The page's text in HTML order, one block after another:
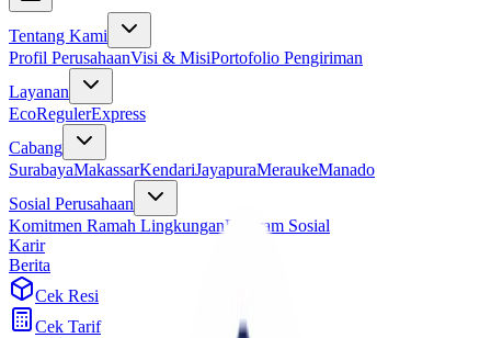
Tentang Kami
Profil PerusahaanVisi & MisiPortofolio Pengiriman
Layanan
EcoRegulerExpress
Cabang
SurabayaMakassarKendariJayapuraMeraukeManado
Sosial Perusahaan
Komitmen Ramah LingkunganProgram Sosial
Karir
Berita
Cek Resi
Cek Tarif